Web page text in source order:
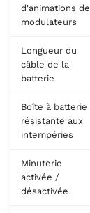
d'animations de
modulateurs
Longueur du
câble de la
batterie
Boîte à batterie
résistante aux
intempéries
Minuterie
activée /
désactivée